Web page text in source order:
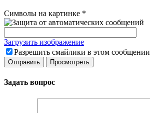
Символы на картинке *
Загрузить изображение
Разрешить смайлики в этом сообщении
Задать вопрос